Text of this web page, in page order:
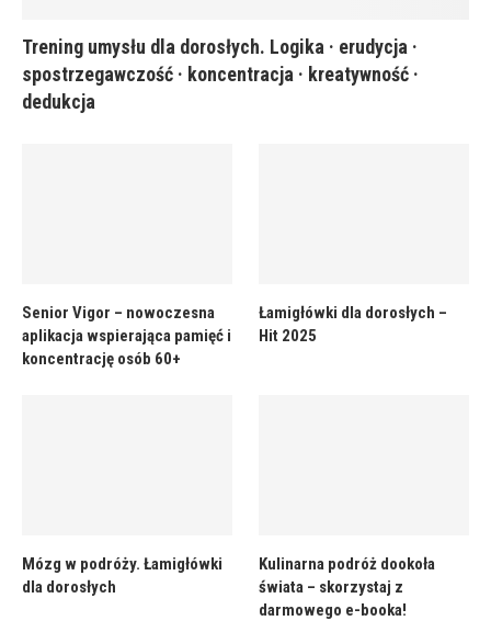
Trening umysłu dla dorosłych. Logika · erudycja ·
spostrzegawczość · koncentracja · kreatywność ·
dedukcja
Senior Vigor – nowoczesna
aplikacja wspierająca pamięć i
koncentrację osób 60+
Łamigłówki dla dorosłych –
Hit 2025
Mózg w podróży. Łamigłówki
dla dorosłych
Kulinarna podróż dookoła
świata – skorzystaj z
darmowego e-booka!